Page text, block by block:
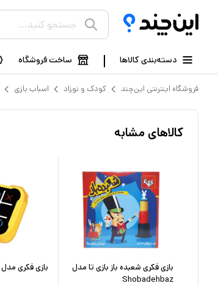
دسته‌بندی کالاها ساخت فروشگاه
فروشگاه اینترنتی این‌چند کودک و نوزاد اسباب بازی
کالاهای مشابه
بازی فکری شعبده باز بازی تا مدل
Shobadehbaz
بازی فکری مدل tac toe bolt